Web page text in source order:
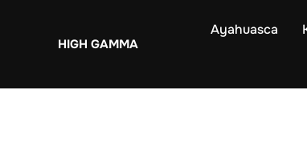
HIGH GAMMA
Ayahuasca